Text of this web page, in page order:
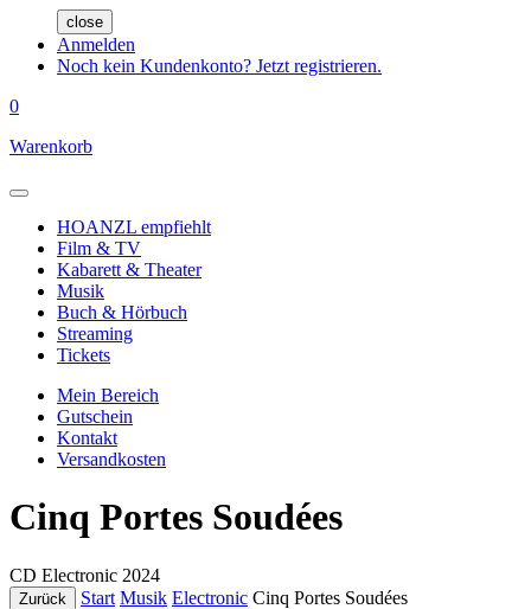
close
Anmelden
Noch kein Kundenkonto? Jetzt registrieren.
0
Warenkorb
HOANZL empfiehlt
Film & TV
Kabarett & Theater
Musik
Buch & Hörbuch
Streaming
Tickets
Mein Bereich
Gutschein
Kontakt
Versandkosten
Cinq Portes Soudées
CD Electronic 2024
Zurück Start Musik Electronic Cinq Portes Soudées